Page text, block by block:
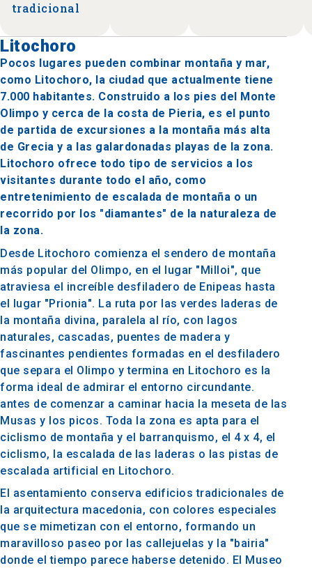
tradicional
Litochoro
Pocos lugares pueden combinar montaña y mar,
como Litochoro, la ciudad que actualmente tiene
7.000 habitantes. Construido a los pies del Monte
Olimpo y cerca de la costa de Pieria, es el punto
de partida de excursiones a la montaña más alta
de Grecia y a las galardonadas playas de la zona.
Litochoro ofrece todo tipo de servicios a los
visitantes durante todo el año, como
entretenimiento de escalada de montaña o un
recorrido por los "diamantes" de la naturaleza de
la zona.
Desde Litochoro comienza el sendero de montaña
más popular del Olimpo, en el lugar "Milloi", que
atraviesa el increíble desfiladero de Enipeas hasta
el lugar "Prionia". La ruta por las verdes laderas de
la montaña divina, paralela al río, con lagos
naturales, cascadas, puentes de madera y
fascinantes pendientes formadas en el desfiladero
que separa el Olimpo y termina en Litochoro es la
forma ideal de admirar el entorno circundante.
antes de comenzar a caminar hacia la meseta de las
Musas y los picos. Toda la zona es apta para el
ciclismo de montaña y el barranquismo, el 4 x 4, el
ciclismo, la escalada de las laderas o las pistas de
escalada artificial en Litochoro.
El asentamiento conserva edificios tradicionales de
la arquitectura macedonia, con colores especiales
que se mimetizan con el entorno, formando un
maravilloso paseo por las callejuelas y la "bairia"
donde el tiempo parece haberse detenido. El Museo